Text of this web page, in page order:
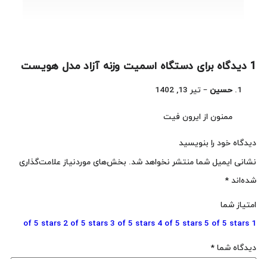
1 دیدگاه برای دستگاه اسمیت وزنه آزاد مدل هویست
حسین – تیر 13, 1402
ممنون از ایرون فیت
دیدگاه خود را بنویسید
نشانی ایمیل شما منتشر نخواهد شد. بخش‌های موردنیاز علامت‌گذاری
شده‌اند *
امتیاز شما
1 of 5 stars
2 of 5 stars 3 of 5 stars 4 of 5 stars 5 of 5 stars
دیدگاه شما *